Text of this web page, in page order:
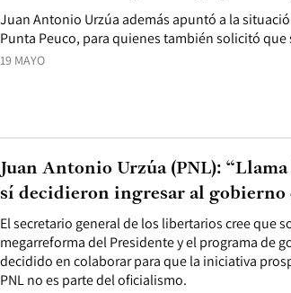
19 MAYO
Juan Antonio Urzúa además apuntó a la
Punta Peuco, para quienes también solicitó
El secretario general de los libertarios cree que
megarreforma del Presidente y el programa de
decidido en colaborar para que la iniciativa
PNL no es parte del oficialismo.
Juan Antonio Urzúa (PNL):
sí decidieron ingresar al gobierno